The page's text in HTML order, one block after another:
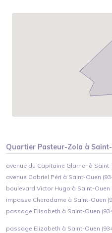
Quartier Pasteur-Zola à
avenue du Capitaine Glarner à Saint-
avenue Gabriel Péri à Saint-Ouen
boulevard Victor Hugo à Saint-Ouen
impasse Cheradame à Saint-Ouen
passage Elisabeth à Saint-Ouen
passage Elizabeth à Saint-Ouen